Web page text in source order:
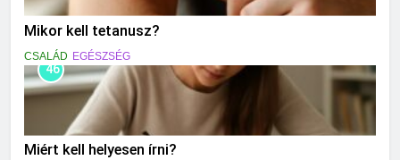
Mikor kell tetanusz?
CSALÁD EGÉSZSÉG
46
Miért kell helyesen írni?